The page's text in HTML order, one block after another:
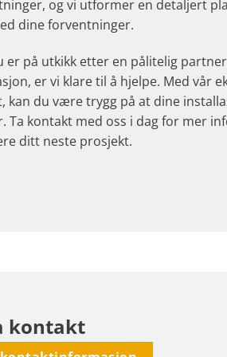
og vi utformer en detaljert
dine forventninger.
er på utkikk etter en pålitelig
er vi klare til å hjelpe. Med vår
kan du være trygg på at dine
Ta kontakt med oss i dag for mer
ditt neste prosjekt.
kontakt